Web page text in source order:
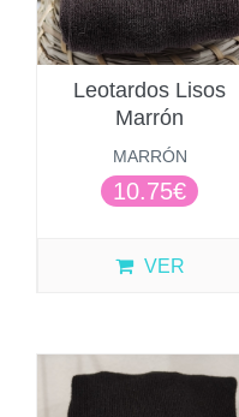
Leotardos Lisos
Marrón
MARRÓN
10.75€
VER